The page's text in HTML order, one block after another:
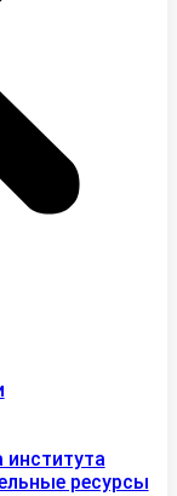
института
ресурсы